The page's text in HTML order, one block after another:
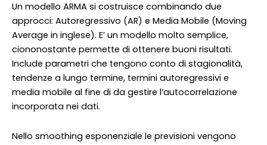
Un modello ARMA si costruisce combinando due
approcci: Autoregressivo (AR) e Media Mobile (Moving
Average in inglese). E’ un modello molto semplice,
ciononostante permette di ottenere buoni risultati.
Include parametri che tengono conto di stagionalità,
tendenze a lungo termine, termini autoregressivi e
media mobile al fine di da gestire l’autocorrelazione
incorporata nei dati.
Nello smoothing esponenziale le previsioni vengono